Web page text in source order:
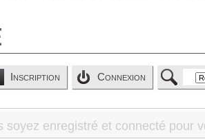
Inscription Connexion
soyez enregistré et connecté pour